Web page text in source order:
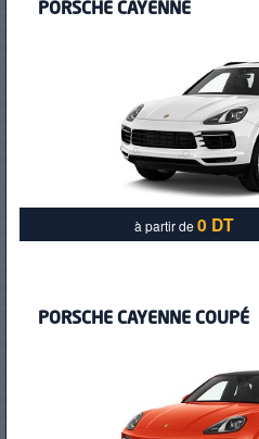
PORSCHE CAYENNE
à partir de0 DT
PORSCHE CAYENNE COUPÉ